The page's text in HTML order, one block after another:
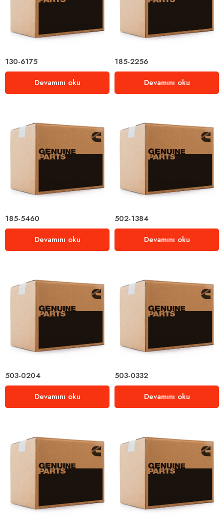
130-6175
Devamını oku
185-2256
Devamını oku
185-5460
Devamını oku
502-1384
Devamını oku
503-0204
Devamını oku
503-0332
Devamını oku